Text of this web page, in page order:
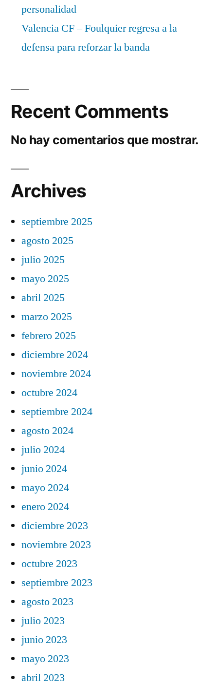
personalidad
Valencia CF – Foulquier regresa a la
defensa para reforzar la banda
Recent Comments
No hay comentarios que mostrar.
Archives
septiembre 2025
agosto 2025
julio 2025
mayo 2025
abril 2025
marzo 2025
febrero 2025
diciembre 2024
noviembre 2024
octubre 2024
septiembre 2024
agosto 2024
julio 2024
junio 2024
mayo 2024
enero 2024
diciembre 2023
noviembre 2023
octubre 2023
septiembre 2023
agosto 2023
julio 2023
junio 2023
mayo 2023
abril 2023